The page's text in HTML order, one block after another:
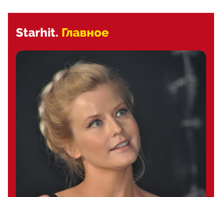
Starhit. Главное